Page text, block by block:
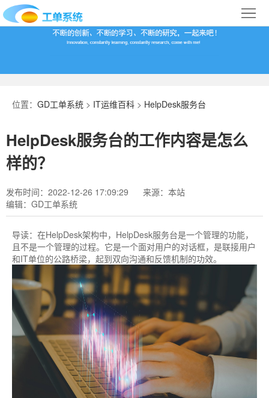
首
百
下
于
们
行
导
位置： GD工单系统 > IT运维百科 > HelpDesk服务台
HelpDesk服务台的工作内容是怎么
样的？
发布时间：2022-12-26 17:09:29
来源：本站
编辑：GD工单系统
导读： 在HelpDesk架构中，HelpDesk服务台​是一个管理的功能，
且不是一个管理的过程。它是一个面对用户的对话框，是联接用户
和IT单位的公路桥梁，起到双向沟通和反馈机制的功效。